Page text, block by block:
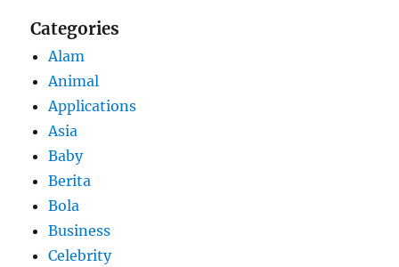
Categories
Alam
Animal
Applications
Asia
Baby
Berita
Bola
Business
Celebrity